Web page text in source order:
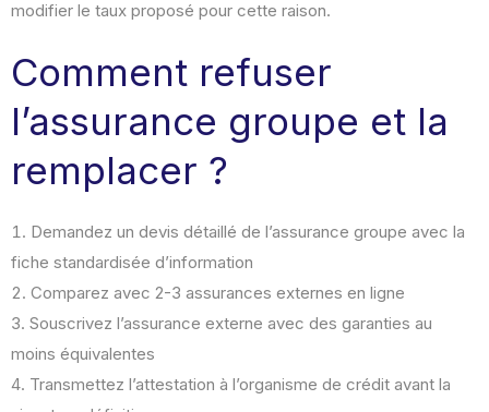
modifier le taux proposé pour cette raison.
Comment refuser
l’assurance groupe et la
remplacer ?
Demandez un devis détaillé de l’assurance groupe avec la
fiche standardisée d’information
Comparez avec 2-3 assurances externes en ligne
Souscrivez l’assurance externe avec des garanties au
moins équivalentes
Transmettez l’attestation à l’organisme de crédit avant la